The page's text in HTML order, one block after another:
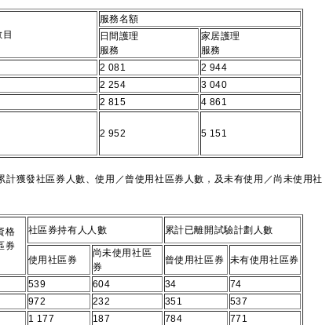
服務名額
日間護理
服務
家居護理
服務
2 081
2 944
2 254
3 040
2 815
4 861
2 952 5 151
獲發社區券人數、使用／曾使用社區券人數，及未有使用／尚未使用社
格
券
社區券持有人人數 累計已離開試驗計劃人數
使用社區券
尚未使用社區
券
曾使用社區券 未有使用社區券
539 604 34
74
972 232 351
537
1 177 187 784
771